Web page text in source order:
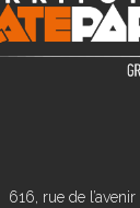
616, rue de l’avenir